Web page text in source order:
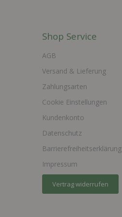
Shop Service
AGB
Versand & Lieferung
Zahlungsarten
Cookie Einstellungen
Kundenkonto
Datenschutz
Barrierefreiheitserklärung
Impressum
Vertrag widerrufen